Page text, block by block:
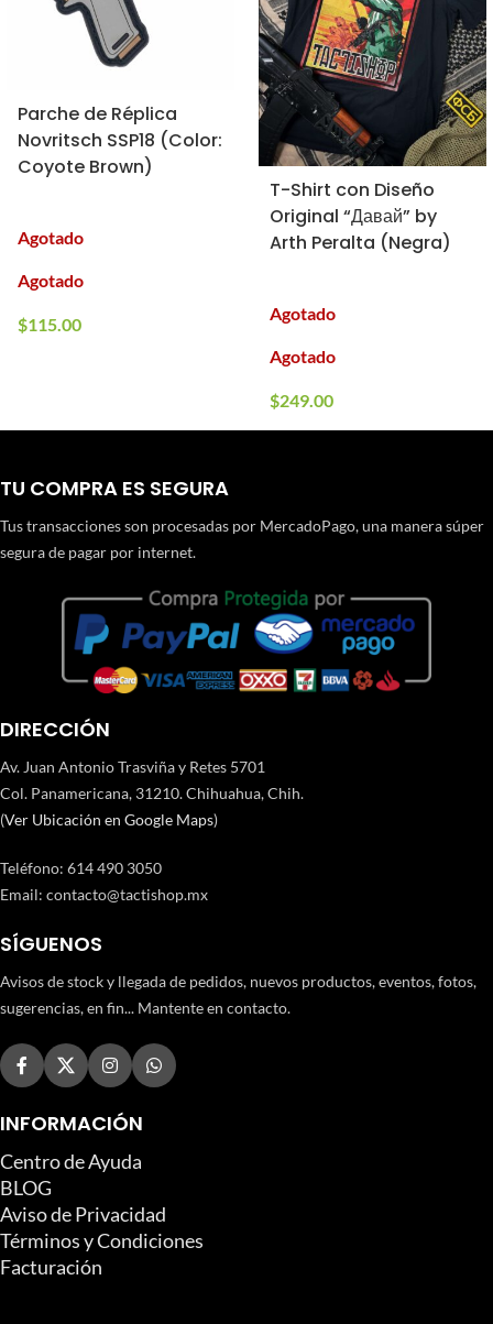
Parche de Réplica
Novritsch SSP18 (Color:
Coyote Brown)
Agotado
Agotado
$115.00
T-Shirt con Diseño
Original “Давай” by
Arth Peralta (Negra)
Agotado
Agotado
$249.00
TU COMPRA ES SEGURA
Tus transacciones son procesadas por MercadoPago, una manera súper
segura de pagar por internet.
DIRECCIÓN
Av. Juan Antonio Trasviña y Retes 5701
Col. Panamericana, 31210. Chihuahua, Chih.
(Ver Ubicación en Google Maps)
Teléfono: 614 490 3050
Email: contacto@tactishop.mx
SÍGUENOS
Avisos de stock y llegada de pedidos, nuevos productos, eventos, fotos,
sugerencias, en fin... Mantente en contacto.
INFORMACIÓN
Centro de Ayuda
BLOG
Aviso de Privacidad
Términos y Condiciones
Facturación